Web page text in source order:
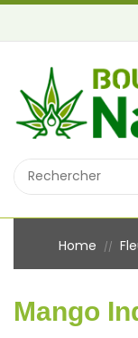
Home //
Mango